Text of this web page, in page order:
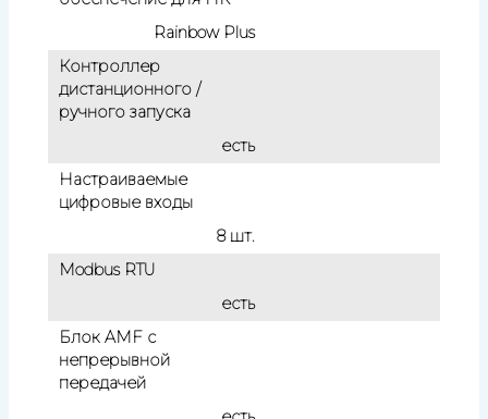
Rainbow Plus
Контроллер
дистанционного /
ручного запуска
есть
Настраиваемые
цифровые входы
8 шт.
Modbus RTU
есть
Блок AMF с
непрерывной
передачей